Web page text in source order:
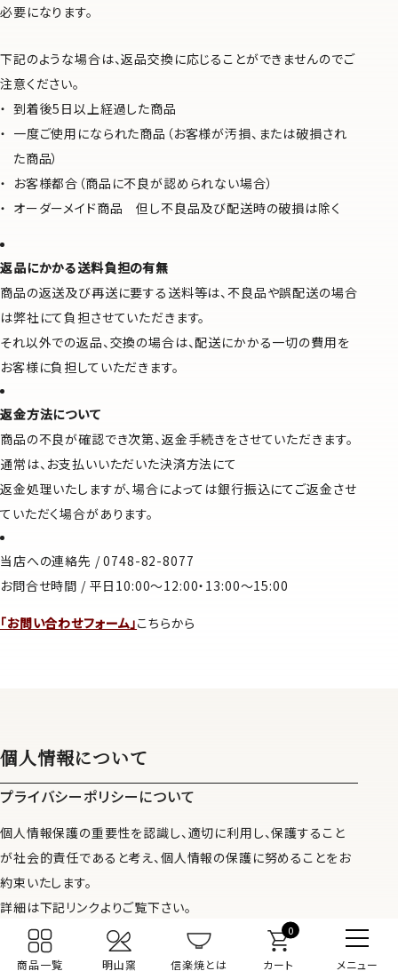
0
必要になります。
下記のような場合は、返品交換に応じることができませんのでご
注意ください。
到着後5日以上経過した商品
一度ご使用になられた商品（お客様が汚損、または破損され
た商品）
お客様都合（商品に不良が認められない場合）
オーダーメイド商品 但し不良品及び配送時の破損は除く
返品にかかる送料負担の有無
商品の返送及び再送に要する送料等は、不良品や誤配送の場合
は弊社にて負担させていただきます。
それ以外での返品、交換の場合は、配送にかかる一切の費用を
お客様に負担していただきます。
返金方法について
商品の不良が確認でき次第、返金手続きをさせていただきます。
通常は、お支払いいただいた決済方法にて
返金処理いたしますが、場合によっては銀行振込にてご返金させ
ていただく場合があります。
当店への連絡先 / 0748-82-8077
お問合せ時間 / 平日10:00～12:00・13:00～15:00
「お問い合わせフォーム」こちらから
個人情報について
プライバシーポリシーについて
個人情報保護の重要性を認識し、適切に利用し、保護すること
が社会的責任であると考え、個人情報の保護に努めることをお
約束いたします。
詳細は下記リンクよりご覧下さい。
個人情報の取り扱いについて